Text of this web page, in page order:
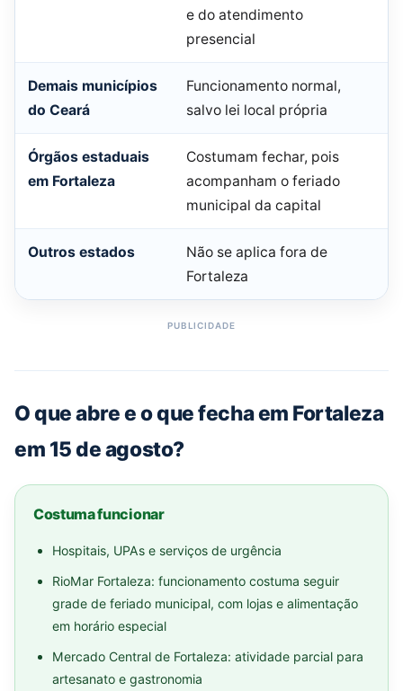
e do atendimento
presencial
Demais municípios
do Ceará
Funcionamento normal,
salvo lei local própria
Órgãos estaduais
em Fortaleza
Costumam fechar, pois
acompanham o feriado
municipal da capital
Outros estados
Não se aplica fora de
Fortaleza
O que abre e o que fecha em Fortaleza
em 15 de agosto?
Costuma funcionar
Hospitais, UPAs e serviços de urgência
RioMar Fortaleza: funcionamento costuma seguir
grade de feriado municipal, com lojas e alimentação
em horário especial
Mercado Central de Fortaleza: atividade parcial para
artesanato e gastronomia